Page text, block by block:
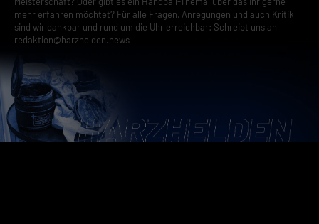
mehr erfahren möchtet? Für alle Fragen, Anregungen und auch Kritik
sind wir dankbar und rund um die Uhr erreichbar: Schreibt uns an
redaktion@harzhelden.news